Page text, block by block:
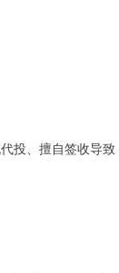
投、擅自签收导致